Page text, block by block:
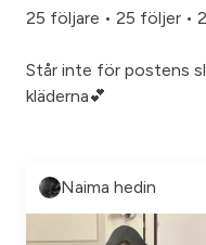
25 följare • 25 följer •
Står inte för postens
kläderna💕
Naima hedin